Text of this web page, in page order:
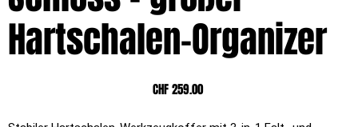
Hartschalen-Organizer
Preis
CHF 259.00